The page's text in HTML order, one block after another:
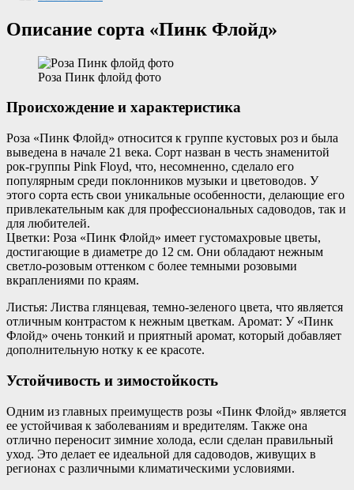
Описание сорта «Пинк Флойд»
Роза Пинк флойд фото
Происхождение и характеристика
Роза «Пинк Флойд» относится к группе кустовых роз и была
выведена в начале 21 века. Сорт назван в честь знаменитой
рок-группы Pink Floyd, что, несомненно, сделало его
популярным среди поклонников музыки и цветоводов. У
этого сорта есть свои уникальные особенности, делающие его
привлекательным как для профессиональных садоводов, так и
для любителей.
Цветки: Роза «Пинк Флойд» имеет густомахровые цветы,
достигающие в диаметре до 12 см. Они обладают нежным
светло-розовым оттенком с более темными розовыми
вкраплениями по краям.
Листья: Листва глянцевая, темно-зеленого цвета, что является
отличным контрастом к нежным цветкам. Аромат: У «Пинк
Флойд» очень тонкий и приятный аромат, который добавляет
дополнительную нотку к ее красоте.
Устойчивость и зимостойкость
Одним из главных преимуществ розы «Пинк Флойд» является
ее устойчивая к заболеваниям и вредителям. Также она
отлично переносит зимние холода, если сделан правильный
уход. Это делает ее идеальной для садоводов, живущих в
регионах с различными климатическими условиями.